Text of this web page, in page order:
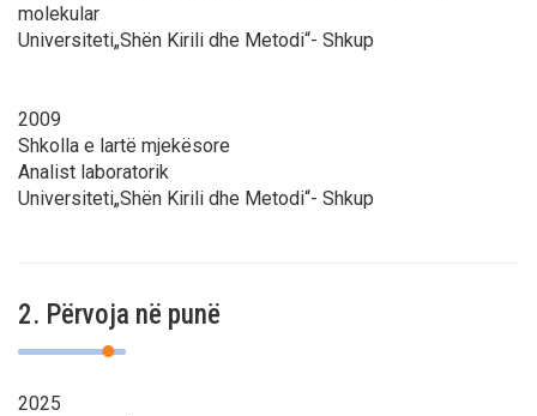
molekular
Universiteti„Shën Kirili dhe Metodi“- Shkup
2009
Shkolla e lartë mjekësore
Analist laboratorik
Universiteti„Shën Kirili dhe Metodi“- Shkup
2. Përvoja në punë
2025